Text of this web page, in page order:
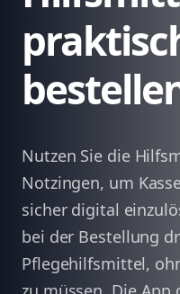
Nutzen Sie die
Notzingen, um
sicher digital
bei der Bestellung
Pflegehilfsmittel,